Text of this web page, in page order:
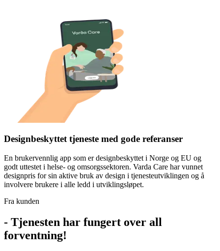
Designbeskyttet tjeneste med gode referanser
En brukervennlig app som er designbeskyttet i Norge og EU og
godt uttestet i helse- og omsorgssektoren. Varda Care har vunnet
designpris for sin aktive bruk av design i tjenesteutviklingen og å
involvere brukere i alle ledd i utviklingsløpet.
Fra kunden
- Tjenesten har fungert over all
forventning!